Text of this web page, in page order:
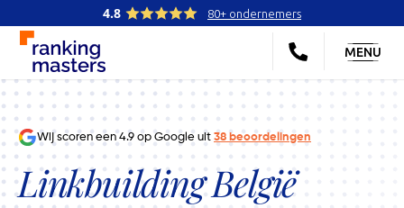
4.8 80+ ondernemers
MENU
Wij scoren een4.9 op Google uit 38 beoordelingen
Linkbuilding België